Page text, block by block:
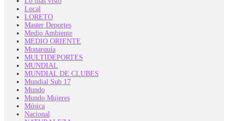
Local
LORETO
Master Deportes
Medio Ambiente
MEDIO ORIENTE
Monarquía
MULTIDEPORTES
MUNDIAL
MUNDIAL DE CLUBES
Mundial Sub 17
Mundo
Mundo Mujeres
Música
Nacional